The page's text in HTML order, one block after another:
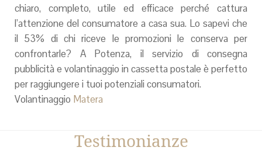
chiaro, completo, utile ed efficace perché cattura
l’attenzione del consumatore a casa sua. Lo sapevi che
il 53% di chi riceve le promozioni le conserva per
confrontarle? A Potenza, il servizio di consegna
pubblicità e volantinaggio in cassetta postale è perfetto
per raggiungere i tuoi potenziali consumatori.
Volantinaggio Matera
Testimonianze